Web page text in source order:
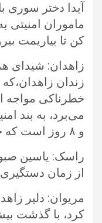
آیدا دختر سوری
ماموران امنیتی
کن تا بیاریمت
زاهدان: شیدای
زندان
خطرناکی مواجه
می‌برد، به ‏بند
و ۸ روز است که خبری از او نیست. ‏
از زمان
مریوان: دلیر